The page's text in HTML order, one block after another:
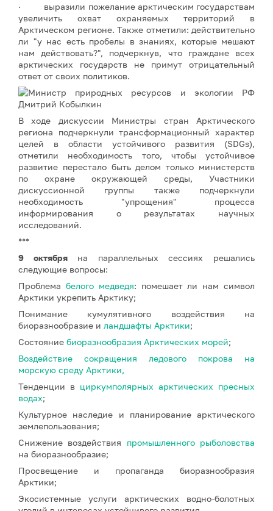
· выразили пожелание арктическим государствам
увеличить охват охраняемых территорий в
Арктическом регионе. Также отметили: действительно
ли "у нас есть пробелы в знаниях, которые мешают
нам действовать?", подчеркнув, что граждане всех
арктических государств не примут отрицательный
ответ от своих политиков.
В ходе дискуссии Министры стран Арктического
региона подчеркнули трансформационный характер
целей в области устойчивого развития (SDGs),
отметили необходимость того, чтобы устойчивое
развитие перестало быть делом только министерств
по охране окружающей среды, Участники
дискуссионной группы также подчеркнули
необходимость "упрощения" процесса
информирования о результатах научных
исследований.
***
9 октябряна параллельных сессиях решались
следующие вопросы:
Проблема белого медведя: помешает ли нам символ
Арктики укрепить Арктику;
Понимание кумулятивного воздействия на
биоразнообразие и ландшафты Арктики;
Состояние биоразнообразия Арктических морей;
Воздействие сокращения ледового покрова на
морскую среду Арктики,
Тенденции в циркумполярных арктических пресных
водах;
Культурное наследие и планирование арктического
землепользования;
Снижение воздействия промышленного рыболовства
на биоразнообразие;
Просвещение и пропаганда биоразнообразия
Арктики;
Экосистемные услуги арктических водно-болотных